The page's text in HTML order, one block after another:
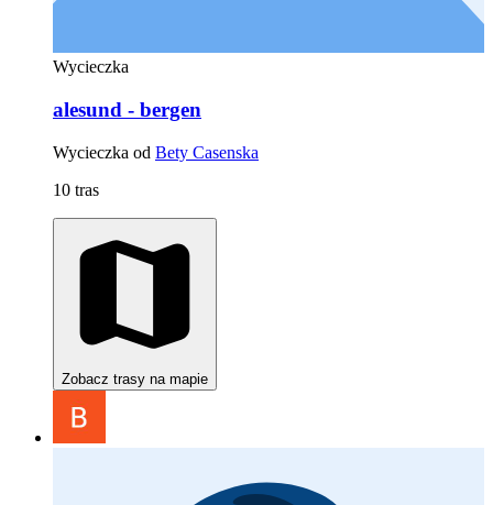
Wycieczka
alesund - bergen
Wycieczka od Bety Casenska
10 tras
Zobacz trasy na mapie